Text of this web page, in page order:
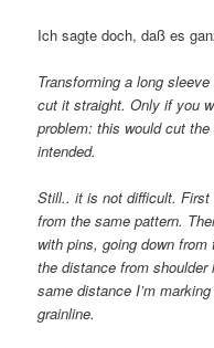
Ich sagte doch, daß es
Transforming a long
cut it straight. Only if you
problem: this would cut
intended.
Still.. it is not difficult.
from the same pattern.
with pins, going down
the distance from
same distance I’m
grainline.